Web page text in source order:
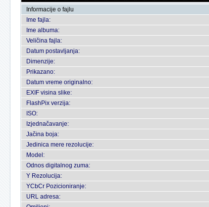
Informacije o fajlu
Ime fajla:
Ime albuma:
Veličina fajla:
Datum postavljanja:
Dimenzije:
Prikazano:
Datum vreme originalno:
EXIF visina slike:
FlashPix verzija:
ISO:
Izjednačavanje:
Jačina boja:
Jedinica mere rezolucije:
Model:
Odnos digitalnog zuma:
Y Rezolucija:
YCbCr Pozicioniranje:
URL adresa: